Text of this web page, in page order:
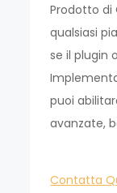
Prodotto di
qualsiasi
se il plugin
puoi
avanzate,
Contatta